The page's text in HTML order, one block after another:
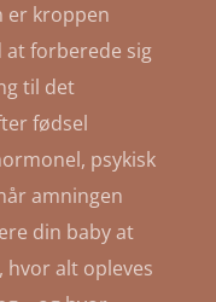
er kroppen
forberede sig
til det
fødsel
psykisk
amningen
din baby at
hvor alt opleves